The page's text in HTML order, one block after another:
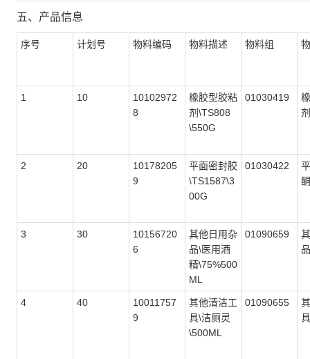
五、产品信息
序号 计划号 物料编码 物料描述 物料组
1 10
10102972
8
橡胶型胶粘
剂\TS808
\550G
01030419
剂
2 20
10178205
9
平面密封胶
\TS1587\3
00G
01030422
3 30
10156720
6
其他日用杂
品\医用酒
精\75%500
ML
01090659
品
4 40
10011757
9
其他清洁工
具\洁厕灵
\500ML
01090655
具